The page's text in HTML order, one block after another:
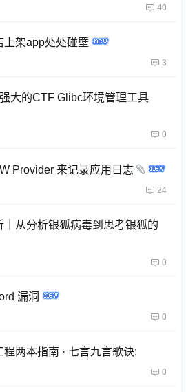
40
上架app处处碰壁
3
大的CTF Glibc环境管理工具
0
Provider 来记录应用日志
24
｜从分析银狐病毒到思考银狐的
0
漏洞
0
两本指南 · 七言九言歌诀:
0